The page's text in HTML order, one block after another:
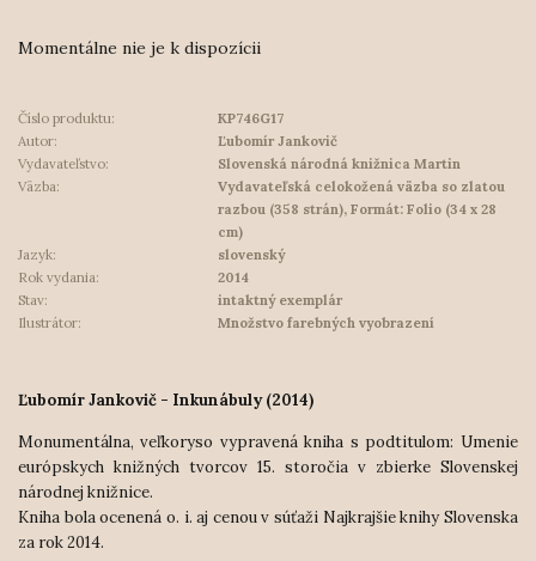
Momentálne nie je k dispozícii
Číslo produktu:
KP746G17
Autor:
Ľubomír Jankovič
Vydavateľstvo:
Slovenská národná knižnica Martin
Väzba:
Vydavateľská celokožená väzba so zlatou
razbou (358 strán), Formát: Folio (34 x 28
cm)
Jazyk:
slovenský
Rok vydania:
2014
Stav:
intaktný exemplár
Ilustrátor:
Množstvo farebných vyobrazení
Ľubomír Jankovič - Inkunábuly (2014)
Monumentálna, veľkoryso vypravená kniha s podtitulom: Umenie
európskych knižných tvorcov 15. storočia v zbierke Slovenskej
národnej knižnice.
Kniha bola ocenená o. i. aj cenou v súťaži Najkrajšie knihy Slovenska
za rok 2014.